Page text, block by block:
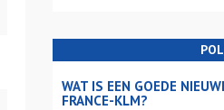
WAT IS EEN GOEDE
FRANCE-KLM?